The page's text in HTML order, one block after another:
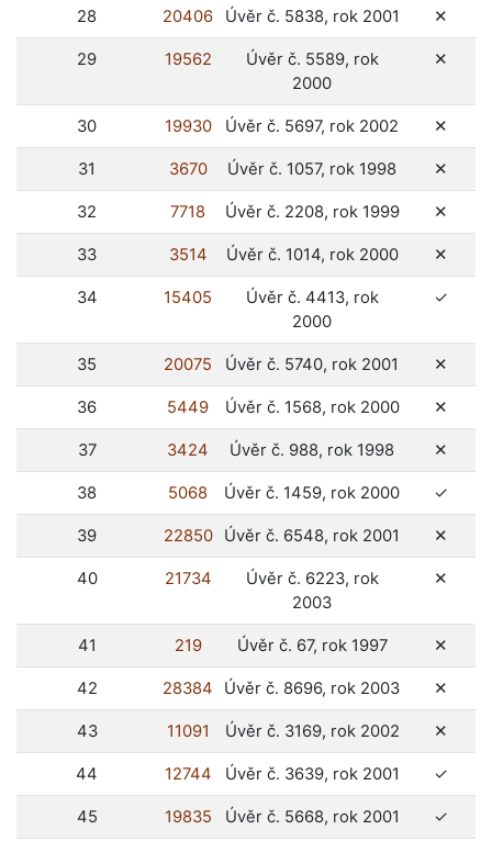
28 20406 Úvěr č. 5838, rok 2001 ✕
29 19562
Úvěr č. 5589, rok
2000
✕
30 19930 Úvěr č. 5697, rok 2002 ✕
31 3670 Úvěr č. 1057, rok 1998 ✕
32 7718 Úvěr č. 2208, rok 1999 ✕
33 3514 Úvěr č. 1014, rok 2000 ✕
34 15405
Úvěr č. 4413, rok
2000
✓ano
35 20075 Úvěr č. 5740, rok 2001 ✕
36 5449 Úvěr č. 1568, rok 2000 ✕
37 3424 Úvěr č. 988, rok 1998 ✕
38 5068 Úvěr č. 1459, rok 2000 ✓ano
39 22850 Úvěr č. 6548, rok 2001 ✕
40 21734
Úvěr č. 6223, rok
2003
✕
41 219 Úvěr č. 67, rok 1997 ✕
42 28384 Úvěr č. 8696, rok 2003 ✕
43 11091 Úvěr č. 3169, rok 2002 ✕
44 12744 Úvěr č. 3639, rok 2001 ✓ano
45 19835 Úvěr č. 5668, rok 2001 ✓ano